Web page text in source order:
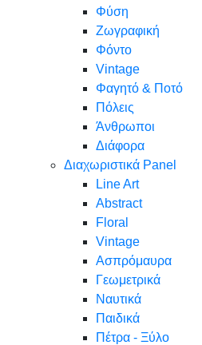
Φύση
Ζωγραφική
Φόντο
Vintage
Φαγητό & Ποτό
Πόλεις
Άνθρωποι
Διάφορα
Διαχωριστικά Panel
Line Art
Abstract
Floral
Vintage
Ασπρόμαυρα
Γεωμετρικά
Ναυτικά
Παιδικά
Πέτρα - Ξύλο